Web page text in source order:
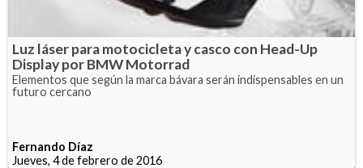
Luz láser para motocicleta y casco con Head-Up
Display por BMW Motorrad
Elementos que según la marca bávara serán indispensables en un
futuro cercano
Fernando Díaz
Jueves, 4 de febrero de 2016